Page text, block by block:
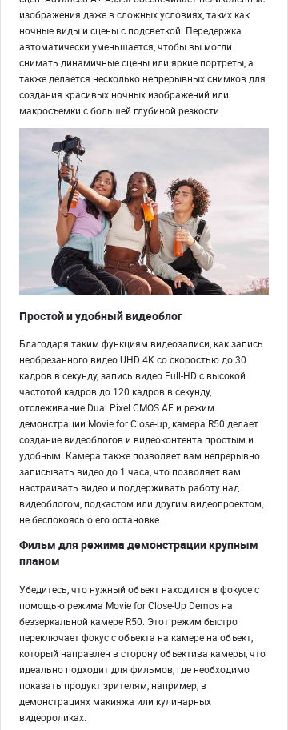
изображения даже в сложных условиях, таких как
ночные виды и сцены с подсветкой. Передержка
автоматически уменьшается, чтобы вы могли
снимать динамичные сцены или яркие портреты, а
также делается несколько непрерывных снимков для
создания красивых ночных изображений или
макросъемки с большей глубиной резкости.
Простой и удобный видеоблог
Благодаря таким функциям видеозаписи, как запись
необрезанного видео UHD 4K со скоростью до 30
кадров в секунду, запись видео Full-HD с высокой
частотой кадров до 120 кадров в секунду,
отслеживание Dual Pixel CMOS AF и режим
демонстрации Movie for Close-up, камера R50 делает
создание видеоблогов и видеоконтента простым и
удобным. Камера также позволяет вам непрерывно
записывать видео до 1 часа, что позволяет вам
настраивать видео и поддерживать работу над
видеоблогом, подкастом или другим видеопроектом,
не беспокоясь о его остановке.
Фильм для режима демонстрации крупным
планом
Убедитесь, что нужный объект находится в фокусе с
помощью режима Movie for Close-Up Demos на
беззеркальной камере R50. Этот режим быстро
переключает фокус с объекта на камере на объект,
который направлен в сторону объектива камеры, что
идеально подходит для фильмов, где необходимо
показать продукт зрителям, например, в
демонстрациях макияжа или кулинарных
видеороликах.